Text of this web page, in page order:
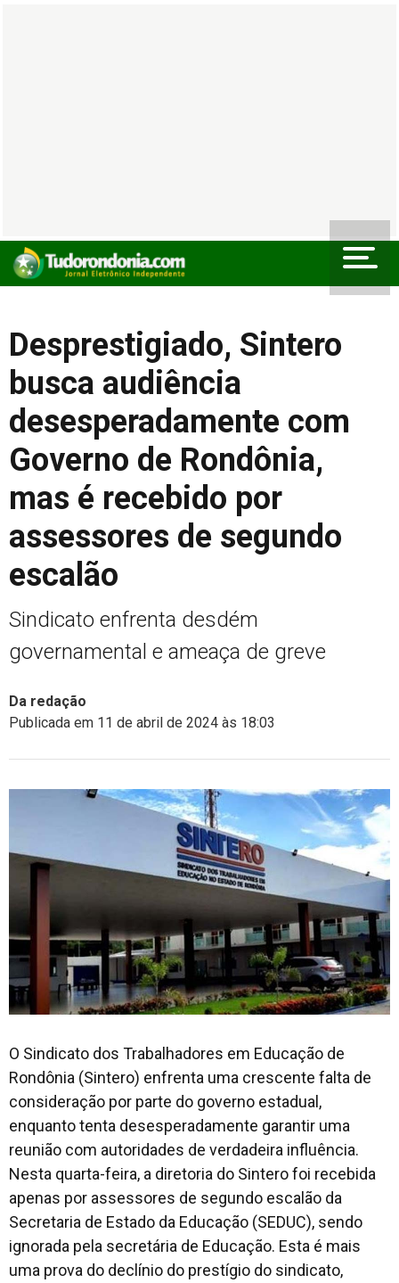
Desprestigiado, Sintero
busca audiência
desesperadamente com
Governo de Rondônia,
mas é recebido por
assessores de segundo
escalão
Sindicato enfrenta desdém
governamental e ameaça de greve
Da redação
Publicada em 11 de abril de 2024 às 18:03
O Sindicato dos Trabalhadores em Educação de
Rondônia (Sintero) enfrenta uma crescente falta de
consideração por parte do governo estadual,
enquanto tenta desesperadamente garantir uma
reunião com autoridades de verdadeira influência.
Nesta quarta-feira, a diretoria do Sintero foi recebida
apenas por assessores de segundo escalão da
Secretaria de Estado da Educação (SEDUC), sendo
ignorada pela secretária de Educação. Esta é mais
uma prova do declínio do prestígio do sindicato,